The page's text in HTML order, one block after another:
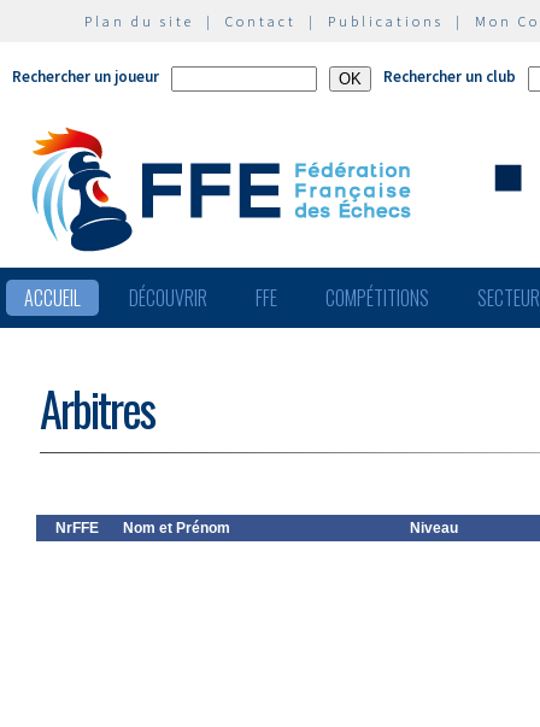
Plan du site | Contact | Publications | Mon
Rechercher un joueur Rechercher un club
ACCUEIL DÉCOUVRIR FFE COMPÉTITIONS
Arbitres
NrFFE Nom et Prénom Niveau